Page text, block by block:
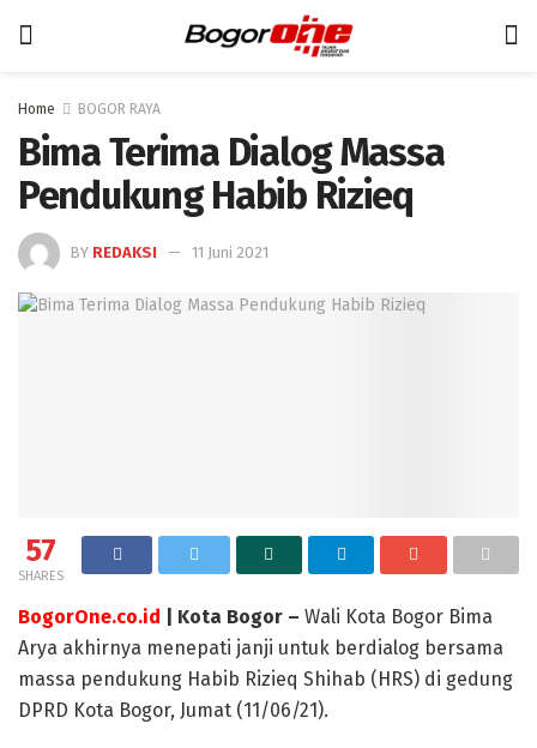
Home BOGOR RAYA
Bima Terima Dialog Massa
Pendukung Habib Rizieq
BY REDAKSI 11 Juni 2021
57
SHARES
BogorOne.co.id | Kota Bogor – Wali Kota Bogor Bima
Arya akhirnya menepati janji untuk berdialog bersama
massa pendukung Habib Rizieq Shihab (HRS) di gedung
DPRD Kota Bogor, Jumat (11/06/21).